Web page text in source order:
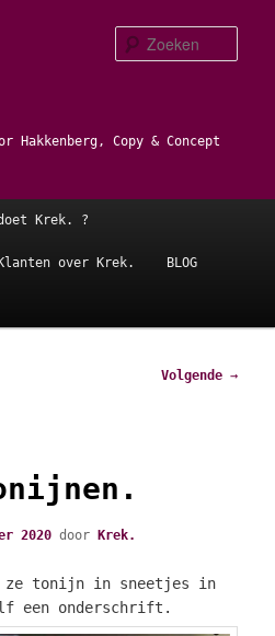
Hakkenberg, Copy & Concept
Krek. ?
Klanten over Krek. BLOG
Volgende →
2020 doorKrek.
ze tonijn in sneetjes in
een onderschrift.